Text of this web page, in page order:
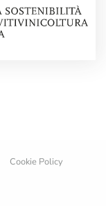
Cookie Policy